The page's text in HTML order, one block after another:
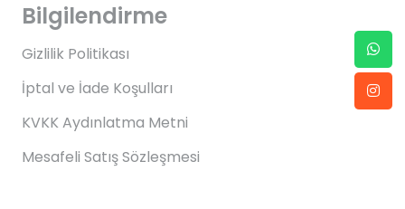
Bilgilendirme
Gizlilik Politikası
İptal ve İade Koşulları
KVKK Aydınlatma Metni
Mesafeli Satış Sözleşmesi